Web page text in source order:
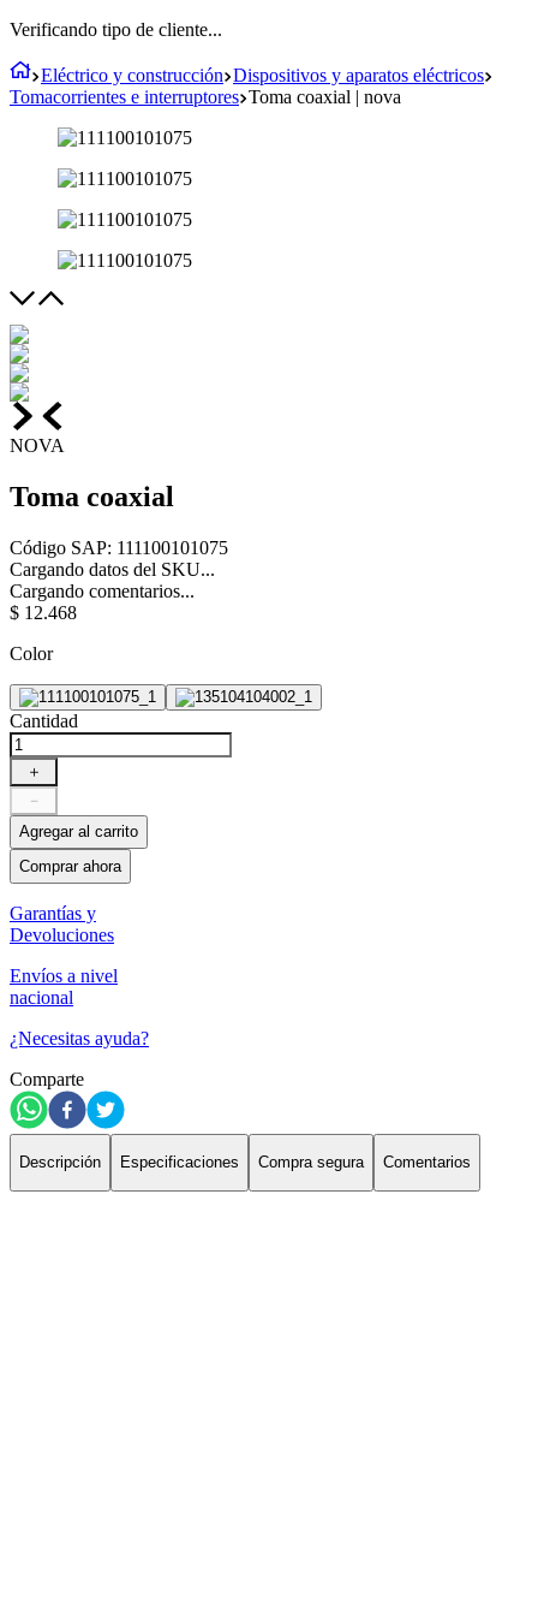
Verificando tipo de cliente...
Eléctrico y construcción Dispositivos y aparatos eléctricos
Tomacorrientes e interruptores Toma coaxial | nova
NOVA
Toma coaxial
Código SAP: 111100101075
Cargando datos del SKU...
Cargando comentarios...
$ 12.468
Color
Cantidad
＋
－
Agregar al carrito
Comprar ahora
Garantías y
Devoluciones
Envíos a nivel
nacional
¿Necesitas ayuda?
Comparte
Descripción Especificaciones Compra segura Comentarios